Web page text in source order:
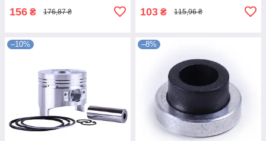
156 ₴ 176,87 ₴ 103 ₴ 115,96 ₴
–10% –8%